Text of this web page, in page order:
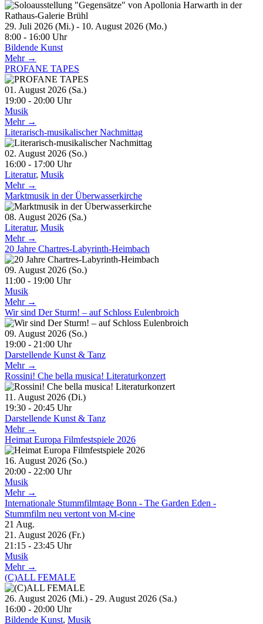
29. Juli 2026 (Mi.) - 10. August 2026 (Mo.)
8:00 - 16:00 Uhr
Bildende Kunst
Mehr →
PROFANE TAPES
01. August 2026 (Sa.)
19:00 - 20:00 Uhr
Musik
Mehr →
Literarisch-musikalischer Nachmittag
02. August 2026 (So.)
16:00 - 17:00 Uhr
Literatur, Musik
Mehr →
Marktmusik in der Überwasserkirche
08. August 2026 (Sa.)
Literatur, Musik
Mehr →
20 Jahre Chartres-Labyrinth-Heimbach
09. August 2026 (So.)
11:00 - 19:00 Uhr
Musik
Mehr →
Wir sind Der Sturm! – auf Schloss Eulenbroich
09. August 2026 (So.)
19:00 - 21:00 Uhr
Darstellende Kunst & Tanz
Mehr →
Rossini! Che bella musica! Literaturkonzert
11. August 2026 (Di.)
19:30 - 20:45 Uhr
Darstellende Kunst & Tanz
Mehr →
Heimat Europa Filmfestspiele 2026
16. August 2026 (So.)
20:00 - 22:00 Uhr
Musik
Mehr →
Internationale Stummfilmtage Bonn - The Garden Eden -
Stummfilm neu vertont von M-cine
21 Aug.
21. August 2026 (Fr.)
21:15 - 23:45 Uhr
Musik
Mehr →
(C)ALL FEMALE
26. August 2026 (Mi.) - 29. August 2026 (Sa.)
16:00 - 20:00 Uhr
Bildende Kunst, Musik